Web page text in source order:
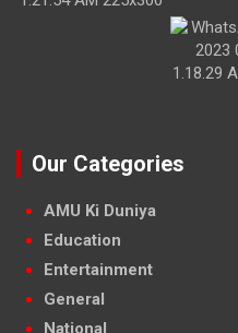
Our Categories
AMU Ki Duniya
Education
Entertainment
General
National